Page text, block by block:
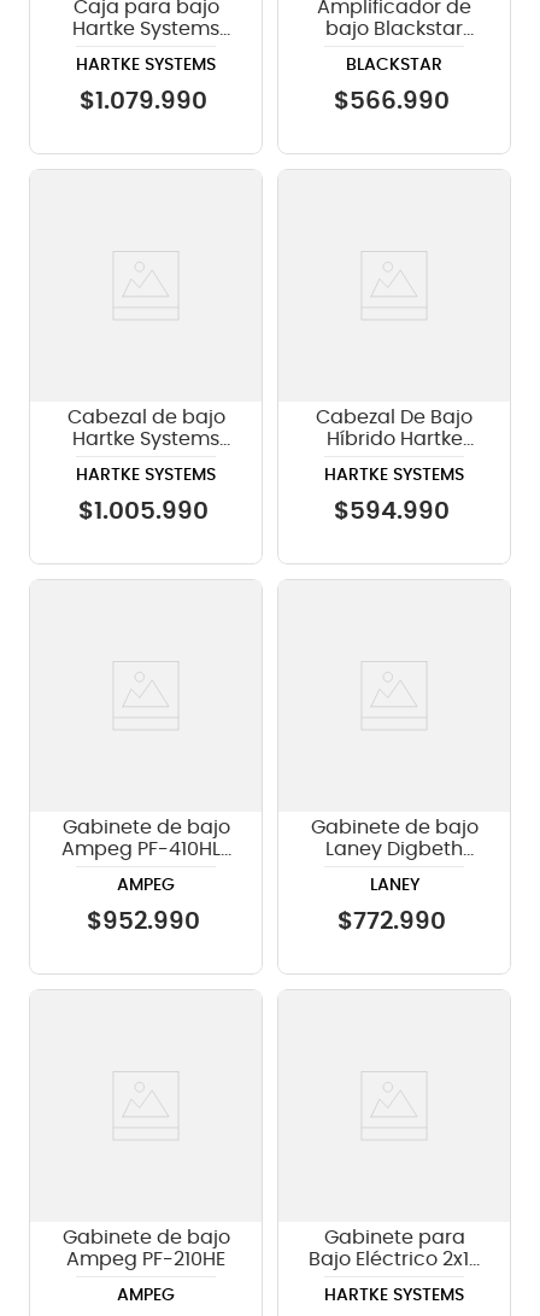
Caja para bajo
Hartke Systems
watts
HARTKE SYSTEMS
$1 .079.990
Amplificador de
bajo Blackstar
BLACKSTAR
$566.990
Cabezal de bajo
Hartke Systems
HARTKE SYSTEMS
$1 .005.990
Cabezal De Bajo
Híbrido Hartke
500 watts
HARTKE SYSTEMS
$594.990
Gabinete de bajo
Ampeg PF-410HLF
AMPEG
$952.990
Gabinete de bajo
Laney Digbeth
watts
LANEY
$772.990
Gabinete de bajo
Ampeg PF-210HE
AMPEG
Gabinete para
Bajo Eléctrico 2x10
HL210 - 500W
HARTKE SYSTEMS